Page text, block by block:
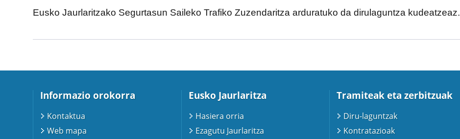
Eusko Jaurlaritzako Segurtasun Saileko Trafiko Zuzendaritza arduratuko da dirulaguntza kudeatzeaz.
Informazio orokorra
Kontaktua
Web mapa
Eusko Jaurlaritza
Hasiera orria
Ezagutu Jaurlaritza
Tramiteak eta zerbitzuak
Diru-laguntzak
Kontratazioak